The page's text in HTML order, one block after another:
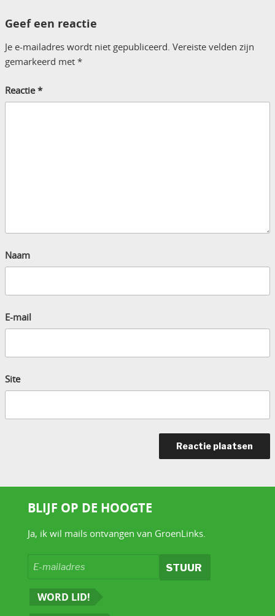
Geef een reactie
Je e-mailadres wordt niet gepubliceerd. Vereiste velden zijn
gemarkeerd met *
Reactie*
Naam
E-mail
Site
BLIJF OP DE HOOGTE
Ja, ik wil mails ontvangen van GroenLinks.
WORD LID!